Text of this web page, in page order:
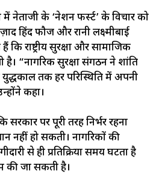
नेताजी के ‘नेशन फर्स्ट’ के विचार को
हिंद फौज और रानी लक्ष्मीबाई
कि राष्ट्रीय सुरक्षा और सामाजिक
है। “नागरिक सुरक्षा संगठन ने शांति
तक हर परिस्थिति में अपनी
कहा।
पर पूरी तरह निर्भर रहना
नहीं हो सकती। नागरिकों की
से ही प्रतिक्रिया समय घटता है
की जा सकती है।